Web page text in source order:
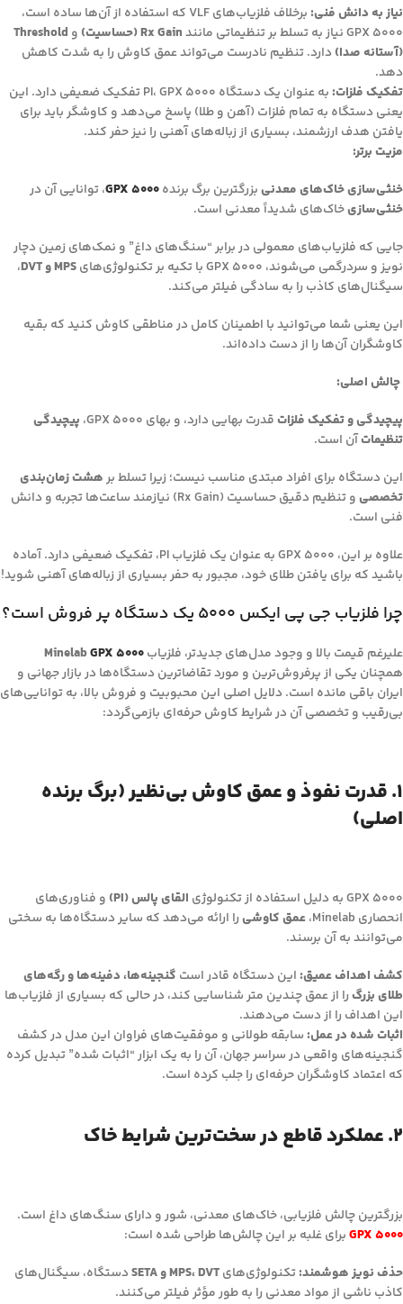
نیاز به دانش فنی:
برخلاف فلزیاب‌های VLF که استفاده از آن‌ها ساده است،
GPX 5000 نیاز به تسلط بر تنظیماتی مانند
Rx Gain (حساسیت) و Threshold
(آستانه صدا) دارد. تنظیم نادرست می‌تواند عمق کاوش را به شدت کاهش
دهد.
تفکیک فلزات:
به عنوان یک دستگاه PI، GPX 5000 تفکیک ضعیفی دارد. این
یعنی دستگاه به تمام فلزات (آهن و طلا) پاسخ می‌دهد و کاوشگر باید برای
یافتن هدف ارزشمند، بسیاری از زباله‌های آهنی را نیز حفر کند.
مزیت برتر:
خنثی‌سازی خاک‌های معدنیبزرگترین برگ برندهGPX 5000، توانایی آن در
خنثی‌سازیخاک‌های شدیداً معدنی است.
جایی که فلزیاب‌های معمولی در برابر “سنگ‌های داغ” و نمک‌های زمین دچار
نویز و سردرگمی می‌شوند، GPX 5000 با تکیه بر تکنولوژی‌های
MPS و DVT
،
سیگنال‌های کاذب را به سادگی فیلتر می‌کند.
این یعنی شما می‌توانید با اطمینان کامل در مناطقی کاوش کنید که بقیه
کاوشگران آن‌ها را از دست داده‌اند.
چالش اصلی:
پیچیدگی و تفکیک فلزاتقدرت بهایی دارد، و بهای GPX 5000،
پیچیدگی
تنظیماتآن است.
این دستگاه برای افراد مبتدی مناسب نیست؛ زیرا تسلط برهشت زمان‌بندی
تخصصی
و تنظیم دقیق حساسیت (Rx Gain) نیازمند ساعت‌ها تجربه و دانش
فنی است.
علاوه بر این، GPX 5000 به عنوان یک فلزیاب PI، تفکیک ضعیفی دارد. آماده
باشید که برای یافتن طلای خود، مجبور به حفر بسیاری از زباله‌های آهنی شوید!
چرا فلزیاب جی پی ایکس 5000 یک دستگاه پر فروش است؟
علیرغم قیمت بالا و وجود مدل‌های جدیدتر، فلزیاب MinelabGPX 5000
همچنان یکی از پرفروش‌ترین و مورد تقاضاترین دستگاه‌ها در بازار جهانی و
ایران باقی مانده است. دلایل اصلی این محبوبیت و فروش بالا، به توانایی‌های
بی‌رقیب و تخصصی آن در شرایط کاوش حرفه‌ای بازمی‌گردد:
۱. قدرت نفوذ و عمق کاوش بی‌نظیر (برگ برنده
اصلی)
GPX 5000 به دلیل استفاده از تکنولوژی القای پالس (PI)
و فناوری‌های
انحصاری Minelab،
عمق کاوشیرا ارائه می‌دهد که سایر دستگاه‌ها به سختی
می‌توانند به آن برسند.
کشف اهداف عمیق: این دستگاه قادر است گنجینه‌ها، دفینه‌ها و رگه‌های
طلای بزرگرا از عمق چندین متر شناسایی کند، در حالی که بسیاری از فلزیاب‌ها
این اهداف را از دست می‌دهند.
اثبات شده در عمل: سابقه طولانی و موفقیت‌های فراوان این مدل در کشف
گنجینه‌های واقعی در سراسر جهان، آن را به یک ابزار “اثبات شده” تبدیل کرده
که اعتماد کاوشگران حرفه‌ای را جلب کرده است.
۲. عملکرد قاطع در سخت‌ترین شرایط خاک
بزرگترین چالش فلزیابی، خاک‌های معدنی، شور و دارای سنگ‌های داغ است.
GPX 5000برای غلبه بر این چالش‌ها طراحی شده است:
حذف نویز هوشمند:تکنولوژی‌هایMPS، DVT و SETA
دستگاه، سیگنال‌های
کاذب ناشی از مواد معدنی را به طور مؤثر فیلتر می‌کنند.